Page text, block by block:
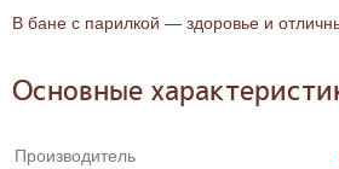
В бане с парилкой — здоровье и
Основные
Производитель